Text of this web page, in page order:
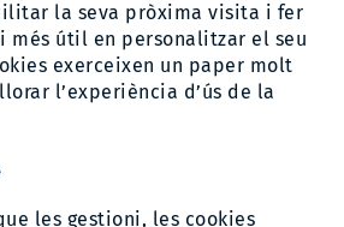
la seva pròxima visita i fer
més útil en personalitzar el seu
exerceixen un paper molt
l’experiència d’ús de la
les gestioni, les cookies